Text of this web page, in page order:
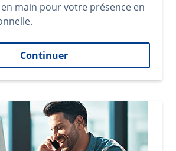
main pour votre présence en
Continuer